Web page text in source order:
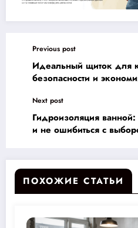
Previous post
Идеальный щиток для
безопасности и
Next post
Гидроизоляция
и не ошибиться с
ПОХОЖИЕ СТАТЬИ